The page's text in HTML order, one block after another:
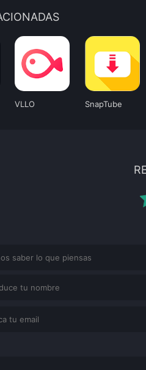
VLLO SnapTube